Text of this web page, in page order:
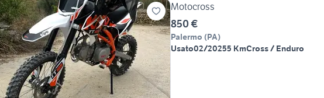
Motocross
850 €
Palermo (PA)
Usato02/20255 KmCross / Enduro